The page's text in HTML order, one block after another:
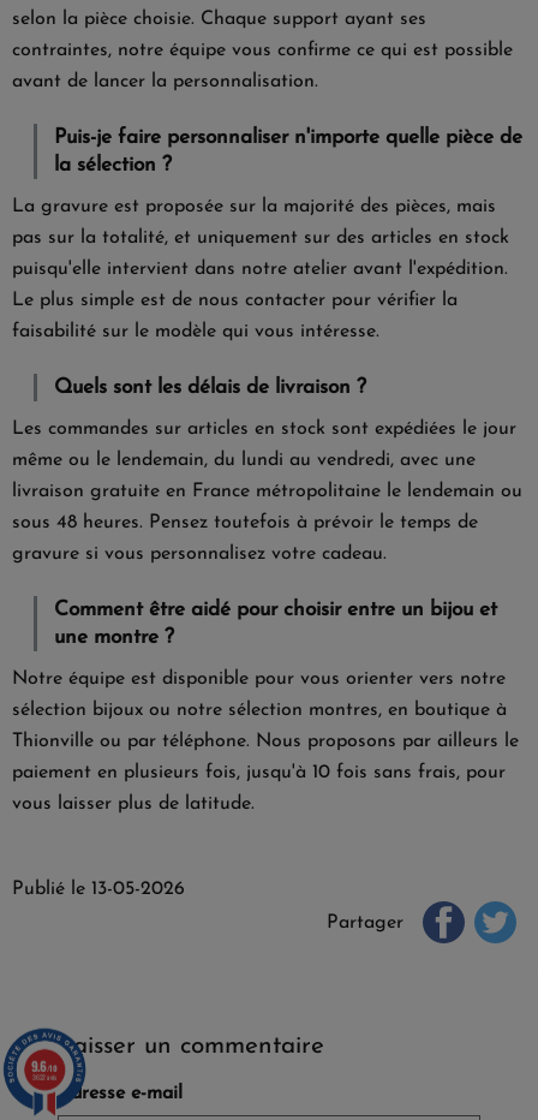
selon la pièce choisie. Chaque support ayant ses
contraintes, notre équipe vous confirme ce qui est possible
avant de lancer la personnalisation.
Puis-je faire personnaliser n'importe quelle pièce de
la sélection ?
La gravure est proposée sur la majorité des pièces, mais
pas sur la totalité, et uniquement sur des articles en stock
puisqu'elle intervient dans notre atelier avant l'expédition.
Le plus simple est de nous contacter pour vérifier la
faisabilité sur le modèle qui vous intéresse.
Quels sont les délais de livraison ?
Les commandes sur articles en stock sont expédiées le jour
même ou le lendemain, du lundi au vendredi, avec une
livraison gratuite en France métropolitaine le lendemain ou
sous 48 heures. Pensez toutefois à prévoir le temps de
gravure si vous personnalisez votre cadeau.
Comment être aidé pour choisir entre un bijou et
une montre ?
Notre équipe est disponible pour vous orienter vers notre
sélection bijoux ou notre sélection montres, en boutique à
Thionville ou par téléphone. Nous proposons par ailleurs le
paiement en plusieurs fois, jusqu'à 10 fois sans frais, pour
vous laisser plus de latitude.
Publié le 13-05-2026
Partager
Laisser un commentaire
Adresse e-mail
9.6/10
3622 avis